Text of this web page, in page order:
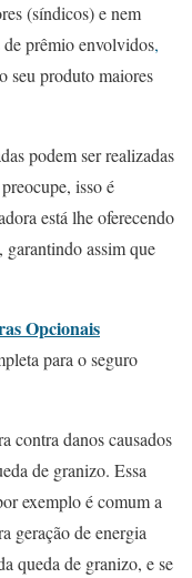
(síndicos) e nem
de prêmio envolvidos,
seu produto maiores
podem ser realizadas
isso é
está lhe oferecendo
garantindo assim que
Opcionais
para o seguro
contra danos causados
de granizo. Essa
exemplo é comum a
geração de energia
queda de granizo, e se